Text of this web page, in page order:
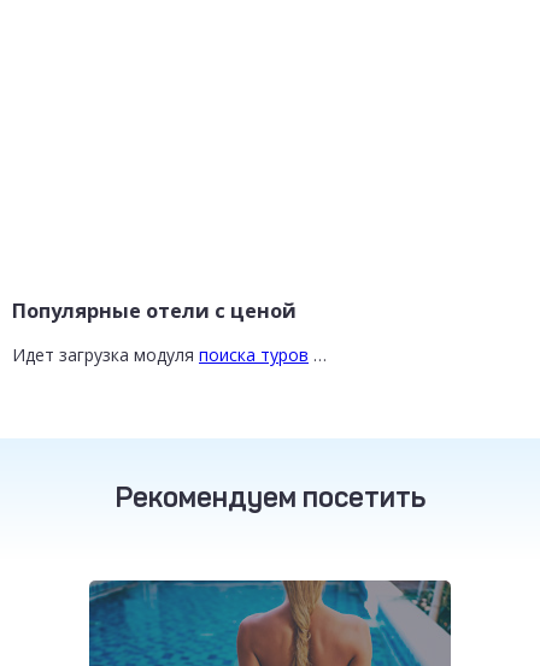
Популярные отели с ценой
Идет загрузка модуля поиска туров …
Рекомендуем посетить
от 16 800 ₽